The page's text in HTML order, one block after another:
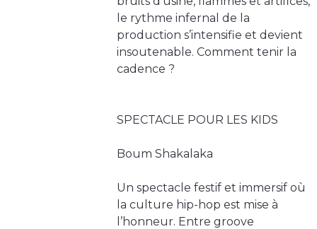
le rythme infernal de la
production s’intensifie et devient
insoutenable. Comment tenir la
cadence ?
SPECTACLE POUR LES KIDS
Boum Shakalaka
Un spectacle festif et immersif où
la culture hip-hop est mise à
l’honneur. Entre groove